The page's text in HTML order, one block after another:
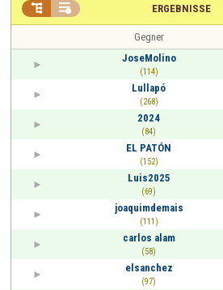
ERGEBNISSE
 
Gegner
JoseMolino
(114)
Lullapó
(268)
2024
(84)
EL PATÓN
(152)
Luis2025
(69)
joaquimdemais
(111)
carlos alam
(58)
elsanchez
(97)